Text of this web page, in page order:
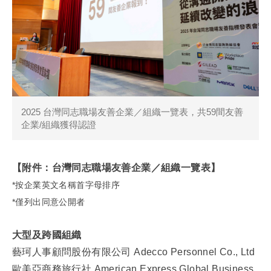
2025 台灣同志職場友善企業／組織一覽表，共59間友善
企業/組織獲得認證
【附件：台灣同志職場友善企業／組織一覽表】
*按企業英文名稱首字母排序
*僅列出同意公開者
大型及跨國組織
藝珂人事顧問股份有限公司 Adecco Personnel Co., Ltd
歐美亞商務旅行社 American Express Global Business